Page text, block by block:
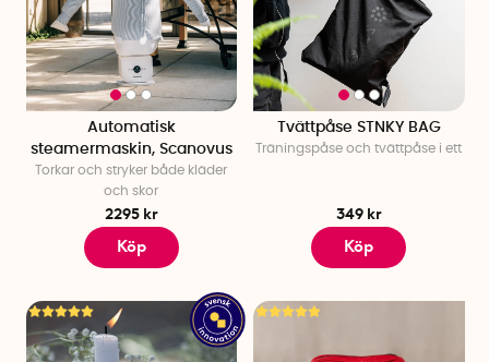
Automatisk
steamermaskin, Scanovus
Torkar och stryker både kläder
och skor
2295 kr
Köp
Tvättpåse STNKY BAG
Träningspåse och tvättpåse i ett
349 kr
Köp